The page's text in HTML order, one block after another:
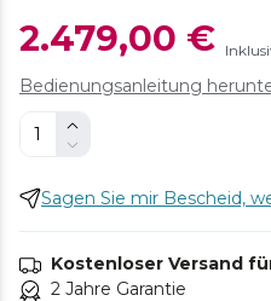
2.479,00 €
Bedienungsanleitung
Sagen Sie mir Bescheid,
Kostenloser Versand
2 Jahre Garantie